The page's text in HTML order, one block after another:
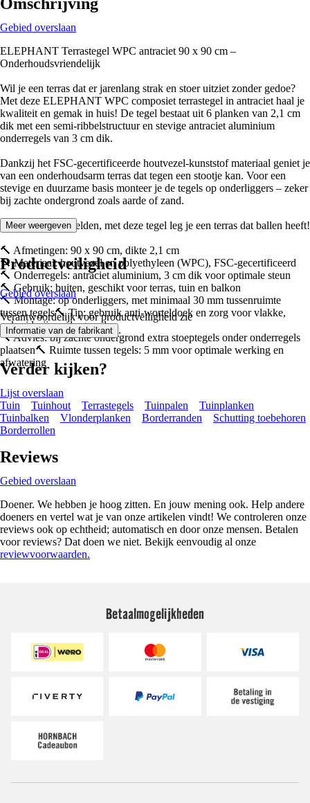
Gebied overslaan
ELEPHANT Terrastegel WPC antraciet 90 x 90 cm –
Onderhoudsvriendelijk
Wil je een terras dat er jarenlang strak en stoer uitziet zonder gedoe?
Met deze ELEPHANT WPC composiet terrastegel in antraciet haal je
kwaliteit en gemak in huis! De tegel bestaat uit 6 planken van 2,1 cm
dik met een semi-ribbelstructuur en stevige antraciet aluminium
onderregels van 3 cm dik.
Dankzij het FSC-gecertificeerde houtvezel-kunststof materiaal geniet je
van een onderhoudsarm terras dat tegen een stootje kan. Voor een
stevige en duurzame basis monteer je de tegels op onderliggers – zeker
bij zachte ondergrond zoals aarde of zand.
HORNBACH Helden, met deze tegel leg je een terras dat ballen heeft!
🔨 Afmetingen: 90 x 90 cm, dikte 2,1 cm
🔨 Materiaal: houtvezel en polyethyleen (WPC), FSC-gecertificeerd
🔨 Onderregels: antraciet aluminium, 3 cm dik voor optimale steun
🔨 Gebruik: buiten, geschikt voor terras, tuin en balkon
🔨 Montage: op onderliggers, met minimaal 30 mm tussenruimte
tussen tegels🔨 Tip: gebruik anti-worteldoek en zorg voor vlakke,
onkruidvrije ondergrond
🔨 Advies: bij zachte ondergrond extra stoeptegels onder onderregels
plaatsen🔨 Ruimte tussen tegels: 5 mm voor optimale werking en
afwatering
Meer weergeven
Productveiligheid
Gebied overslaan
Verantwoordelijk voor productveiligheid zie
Informatie van de fabrikant .
Verder kijken?
Lijst overslaan
Tuin
Tuinhout Terrastegels Tuinpalen
Tuinplanken
Tuinbalken
Vlonderplanken Borderranden
Schutting toebehoren
Borderrollen
Reviews
Gebied overslaan
Doener. We hebben je hoog zitten. En jouw mening ook. Help andere
doeners en vertel wat je van onze artikelen vindt! We controleren onze
reviews ook op echtheid; automatisch en door onze mensen. Betalen
voor reviews? Dat doen we niet. Bekijk eenvoudig al onze
reviewvoorwaarden.
Betaalmogelijkheden